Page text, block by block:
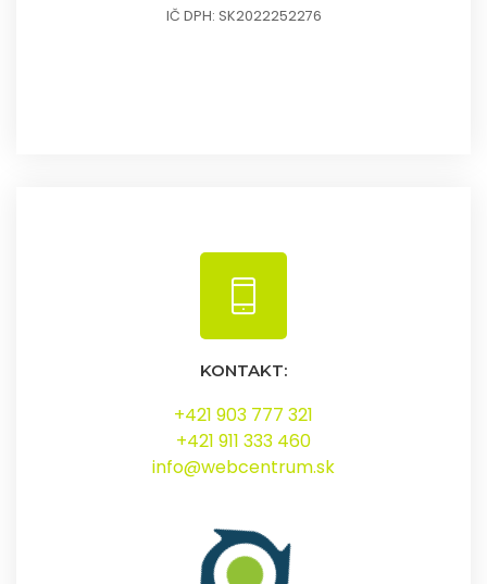
IČ DPH: SK2022252276
KONTAKT:
+421 903 777 321
+421 911 333 460
info@webcentrum.sk